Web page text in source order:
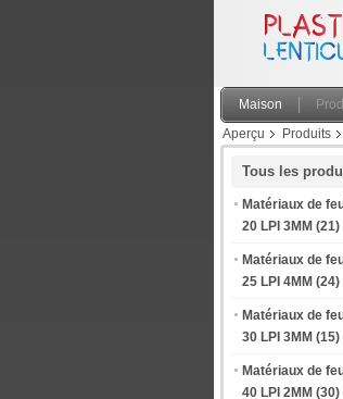
Maison
Aperçu
Produits
Tous les
Matériaux de
20 LPI 3MM (21)
Matériaux de
25 LPI 4MM (24)
Matériaux de
30 LPI 3MM (15)
Matériaux de
40 LPI 2MM (30)